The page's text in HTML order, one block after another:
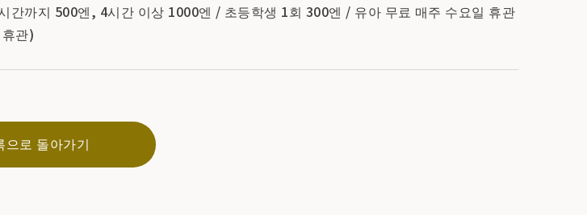
간까지 500엔, 4시간 이상 1000엔 / 초등학생 1회 300엔 / 유아 무료 매주 수요일 휴관
관)
으로 돌아가기